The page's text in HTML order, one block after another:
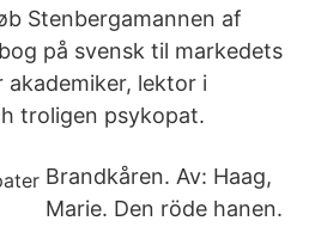
Stenbergamannen af
på svensk til markedets
akademiker, lektor i
troligen psykopat.
Brandkåren. Av: Haag,
Marie. Den röde hanen.